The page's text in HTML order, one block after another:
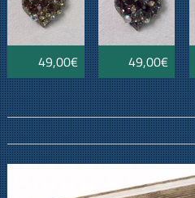
49,00€ 49,00€